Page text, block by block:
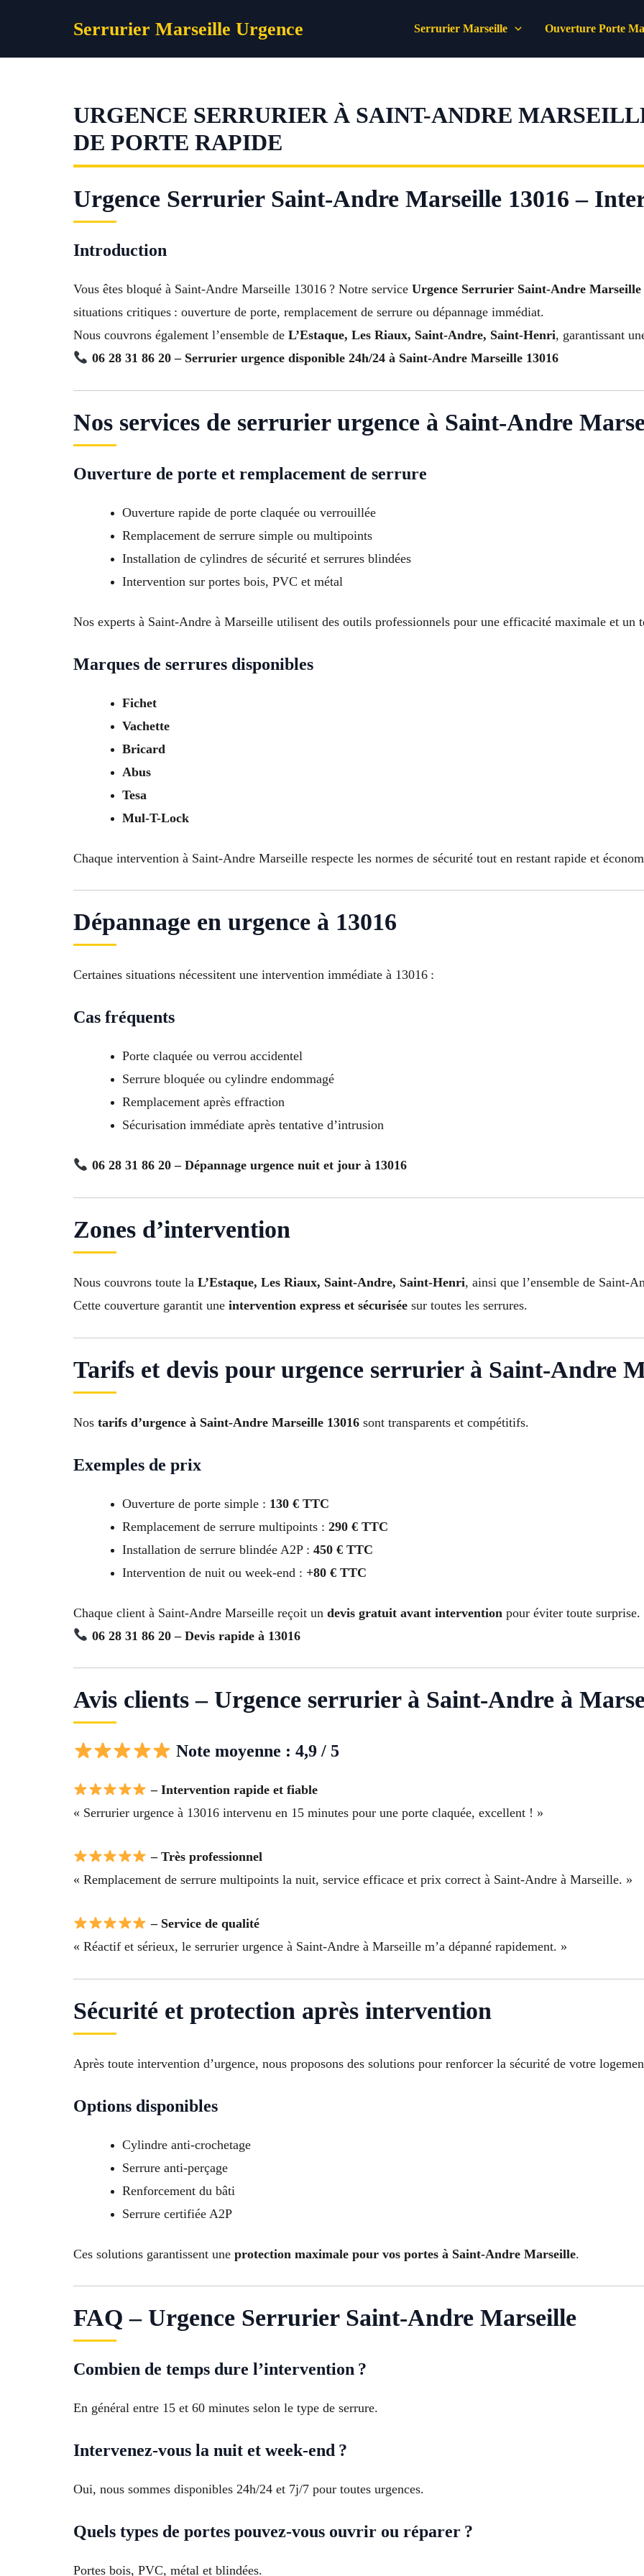
Serrurier Marseille Urgence Serrurier Marseille Ouverture Porte
URGENCE SERRURIER À SAINT-ANDRE
DE PORTE RAPIDE
Urgence Serrurier Saint-Andre Marseille 13016 –
Introduction
Vous êtes bloqué à Saint-Andre Marseille 13016 ? Notre service Urgence Serrurier Saint-Andre Marseille
situations critiques : ouverture de porte, remplacement de serrure ou dépannage immédiat.
Nous couvrons également l’ensemble de L’Estaque, Les Riaux, Saint-Andre, Saint-Henri, garantissant
06 28 31 86 20 – Serrurier urgence disponible 24h/24 à Saint-Andre Marseille 13016
Nos services de serrurier urgence à Saint-Andre
Ouverture de porte et remplacement de serrure
Ouverture rapide de porte claquée ou verrouillée
Remplacement de serrure simple ou multipoints
Installation de cylindres de sécurité et serrures blindées
Intervention sur portes bois, PVC et métal
Nos experts à Saint-Andre à Marseille utilisent des outils professionnels pour une efficacité maximale et un
Marques de serrures disponibles
Fichet
Vachette
Bricard
Abus
Tesa
Mul-T-Lock
Chaque intervention à Saint-Andre Marseille respecte les normes de sécurité tout en restant rapide et
Dépannage en urgence à 13016
Certaines situations nécessitent une intervention immédiate à 13016 :
Cas fréquents
Porte claquée ou verrou accidentel
Serrure bloquée ou cylindre endommagé
Remplacement après effraction
Sécurisation immédiate après tentative d’intrusion
06 28 31 86 20 – Dépannage urgence nuit et jour à 13016
Zones d’intervention
Nous couvrons toute la L’Estaque, Les Riaux, Saint-Andre, Saint-Henri, ainsi que l’ensemble de Saint-
Cette couverture garantit une intervention express et sécurisée sur toutes les serrures.
Tarifs et devis pour urgence serrurier à Saint-Andre
Nos tarifs d’urgence à Saint-Andre Marseille 13016 sont transparents et compétitifs.
Exemples de prix
Ouverture de porte simple : 130 € TTC
Remplacement de serrure multipoints : 290 € TTC
Installation de serrure blindée A2P : 450 € TTC
Intervention de nuit ou week-end : +80 € TTC
Chaque client à Saint-Andre Marseille reçoit un devis gratuit avant intervention pour éviter toute surprise.
06 28 31 86 20 – Devis rapide à 13016
Avis clients – Urgence serrurier à Saint-Andre à
Note moyenne : 4,9 / 5
– Intervention rapide et fiable
« Serrurier urgence à 13016 intervenu en 15 minutes pour une porte claquée, excellent ! »
– Très professionnel
« Remplacement de serrure multipoints la nuit, service efficace et prix correct à Saint-Andre à Marseille. »
– Service de qualité
« Réactif et sérieux, le serrurier urgence à Saint-Andre à Marseille m’a dépanné rapidement. »
Sécurité et protection après intervention
Après toute intervention d’urgence, nous proposons des solutions pour renforcer la sécurité de votre
Options disponibles
Cylindre anti-crochetage
Serrure anti-perçage
Renforcement du bâti
Serrure certifiée A2P
Ces solutions garantissent une protection maximale pour vos portes à Saint-Andre Marseille.
FAQ – Urgence Serrurier Saint-Andre Marseille
Combien de temps dure l’intervention ?
En général entre 15 et 60 minutes selon le type de serrure.
Intervenez-vous la nuit et week-end ?
Oui, nous sommes disponibles 24h/24 et 7j/7 pour toutes urgences.
Quels types de portes pouvez-vous ouvrir ou réparer ?
Portes bois, PVC, métal et blindées.